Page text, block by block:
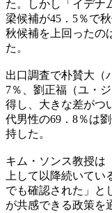
た。しかし「イデナ
梁候補が45．5％で
秋候補を上回ったの
た。
出口調査で朴賛大（
7％、劉正福（ユ・
得し、大きな差がつ
代男性の69．8％は
持した。
キム・ソンス教授は
上して以降続いて
でも確認された」と
が共感できる政策を